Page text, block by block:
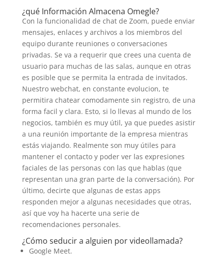
¿qué Información Almacena Omegle?
Con la funcionalidad de chat de Zoom, puede enviar
mensajes, enlaces y archivos a los miembros del
equipo durante reuniones o conversaciones
privadas. Se va a requerir que crees una cuenta de
usuario para muchas de las salas, aunque en otras
es posible que se permita la entrada de invitados.
Nuestro webchat, en constante evolucion, te
permitira chatear comodamente sin registro, de una
forma facil y clara. Esto, si lo llevas al mundo de los
negocios, también es muy útil, ya que puedes asistir
a una reunión importante de la empresa mientras
estás viajando. Realmente son muy útiles para
mantener el contacto y poder ver las expresiones
faciales de las personas con las que hablas (que
representan una gran parte de la conversación). Por
último, decirte que algunas de estas apps
responden mejor a algunas necesidades que otras,
así que voy ha hacerte una serie de
recomendaciones personales.
¿Cómo seducir a alguien por videollamada?
Google Meet.